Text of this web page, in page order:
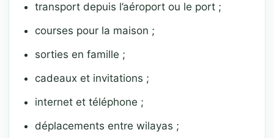
transport depuis l’aéroport ou le port ;
courses pour la maison ;
sorties en famille ;
cadeaux et invitations ;
internet et téléphone ;
déplacements entre wilayas ;